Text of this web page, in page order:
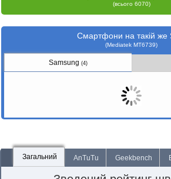
(всього 6070)
Смартфони на такій же
(Mediatek MT6739)
Samsung (4)
Загальний AnTuTu Geekbench